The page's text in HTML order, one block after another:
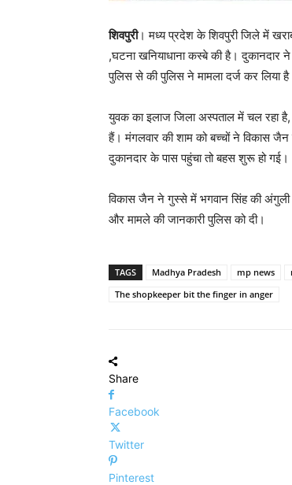
शिवपुरी। मध्य प्रदेश के शिवपुरी जिले में
,घटना खनियाधाना कस्बे की है। दुकानदार
पुलिस से की पुलिस ने मामला दर्ज कर लिया
युवक का इलाज जिला अस्पताल में चल रहा है,
हैं। मंगलवार की शाम को बच्चों ने विकास
दुकानदार के पास पहुंचा तो बहस शुरू हो गई।
विकास जैन ने गुस्से में भगवान सिंह की अंगुली
और मामले की जानकारी पुलिस को दी।
TAGS Madhya Pradesh mp news
The shopkeeper bit the finger in anger
Share
Facebook
Twitter
Pinterest